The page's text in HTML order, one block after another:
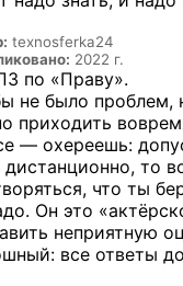
texnosferka24
2022 г.
по «Праву».
не было проблем,
приходить
— охереешь:
дистанционно, то
что ты
Он это
неприятную
все ответы